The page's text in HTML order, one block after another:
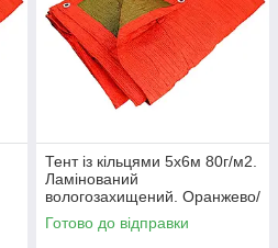
Тент із кільцями 5х6м 80г/м2.
Ламінований
вологозахищений. Оранжево/
зелений. Двосторонній.
Готово до відправки